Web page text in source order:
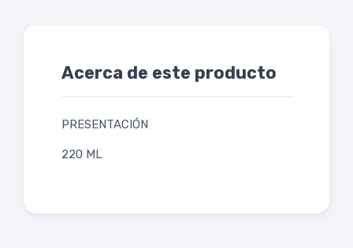
Acerca de este producto
PRESENTACIÓN
220 ML